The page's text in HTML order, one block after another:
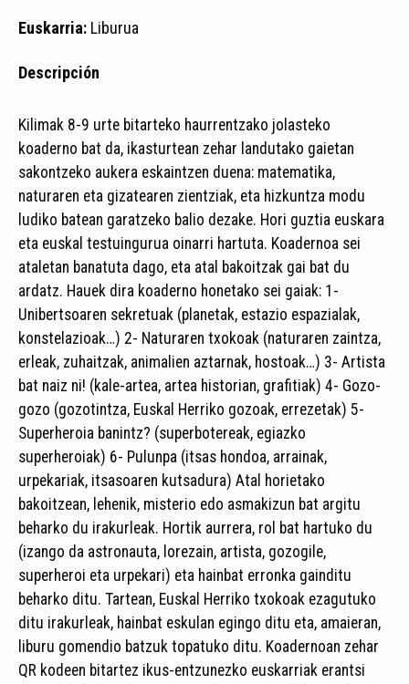
Euskarria: Liburua
Descripción
Kilimak 8-9 urte bitarteko haurrentzako jolasteko
koaderno bat da, ikasturtean zehar landutako gaietan
sakontzeko aukera eskaintzen duena: matematika,
naturaren eta gizatearen zientziak, eta hizkuntza modu
ludiko batean garatzeko balio dezake. Hori guztia euskara
eta euskal testuingurua oinarri hartuta. Koadernoa sei
ataletan banatuta dago, eta atal bakoitzak gai bat du
ardatz. Hauek dira koaderno honetako sei gaiak: 1-
Unibertsoaren sekretuak (planetak, estazio espazialak,
konstelazioak…) 2- Naturaren txokoak (naturaren zaintza,
erleak, zuhaitzak, animalien aztarnak, hostoak…) 3- Artista
bat naiz ni! (kale-artea, artea historian, grafitiak) 4- Gozo-
gozo (gozotintza, Euskal Herriko gozoak, errezetak) 5-
Superheroia banintz? (superbotereak, egiazko
superheroiak) 6- Pulunpa (itsas hondoa, arrainak,
urpekariak, itsasoaren kutsadura) Atal horietako
bakoitzean, lehenik, misterio edo asmakizun bat argitu
beharko du irakurleak. Hortik aurrera, rol bat hartuko du
(izango da astronauta, lorezain, artista, gozogile,
superheroi eta urpekari) eta hainbat erronka gainditu
beharko ditu. Tartean, Euskal Herriko txokoak ezagutuko
ditu irakurleak, hainbat eskulan egingo ditu eta, amaieran,
liburu gomendio batzuk topatuko ditu. Koadernoan zehar
QR kodeen bitartez ikus-entzunezko euskarriak erantsi